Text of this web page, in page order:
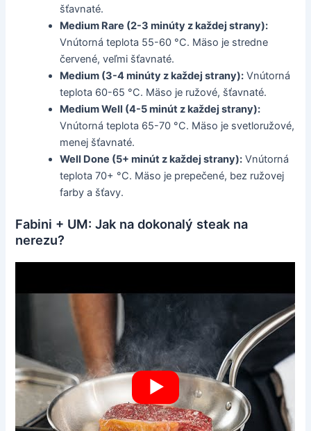
šťavnaté.
Medium Rare (2-3 minúty z každej strany):
Vnútorná teplota 55-60 °C. Mäso je stredne
červené, veľmi šťavnaté.
Medium (3-4 minúty z každej strany): Vnútorná
teplota 60-65 °C. Mäso je ružové, šťavnaté.
Medium Well (4-5 minút z každej strany):
Vnútorná teplota 65-70 °C. Mäso je svetloružové,
menej šťavnaté.
Well Done (5+ minút z každej strany): Vnútorná
teplota 70+ °C. Mäso je prepečené, bez ružovej
farby a šťavy.
Fabini + UM: Jak na dokonalý steak na
nerezu?